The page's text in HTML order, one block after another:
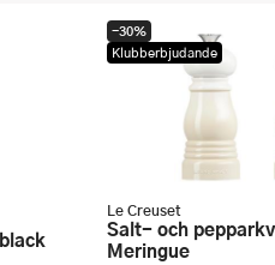
Le Creuset
Salt- och pepparkvarnset 12 cm
Meringue
-30%
Klubberbjudande